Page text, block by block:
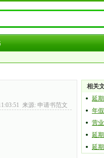
来源: 申请书范文
相关
延
年
营
延
延